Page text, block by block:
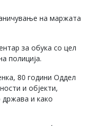
на маржата
за обука со цел
полиција.
80 години Оддел
и објекти,
држава и како